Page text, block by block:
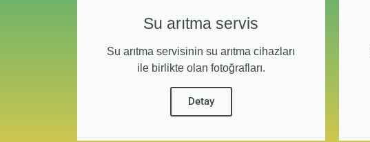
Su arıtma servis
Su arıtma servisinin su arıtma cihazları
ile birlikte olan fotoğrafları.
Detay